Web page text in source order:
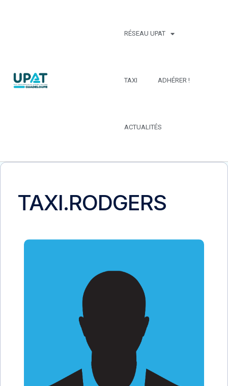
RÉSEAU UPAT
TAXI ADHÉRER !
ACTUALITÉS
TAXI.RODGERS